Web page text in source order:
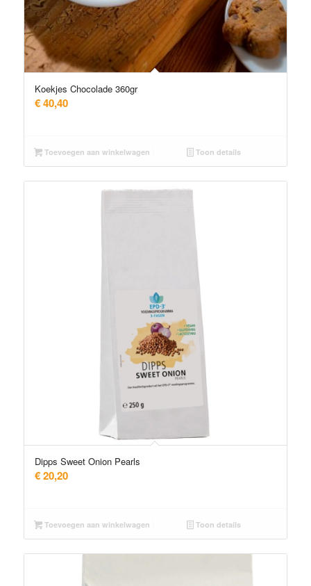
Koekjes Chocolade 360gr
€40,40
Toevoegen aan winkelwagen Toon details
Dipps Sweet Onion Pearls
€20,20
Toevoegen aan winkelwagen Toon details